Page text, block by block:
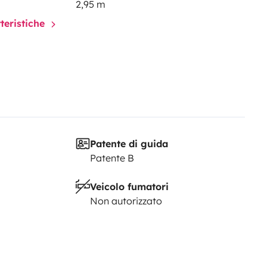
2,95 m
Patente di guida
Patente B
Veicolo fumatori
Non autorizzato